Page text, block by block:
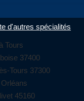
d'autres spécialités
Tours
37400
Tours 37300
45160